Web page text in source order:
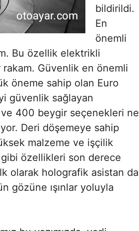
bildirildi.
En
önemli
Bu özellik elektrikli
rakam. Güvenlik en önemli
öneme sahip olan Euro
güvenlik sağlayan
ve 400 beygir seçenekleri ne
Deri döşemeye sahip
malzeme ve işçilik
gibi özellikleri son derece
olarak holografik asistan da
gözüne ışınlar yoluyla